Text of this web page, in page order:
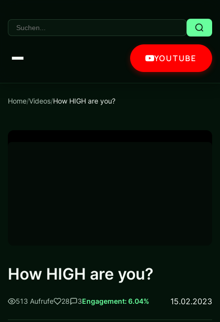
YOUTUBE
Home/Videos/How HIGH are you?
How HIGH are you?
513 Aufrufe 28 3Engagement: 6.04% 15.02.2023